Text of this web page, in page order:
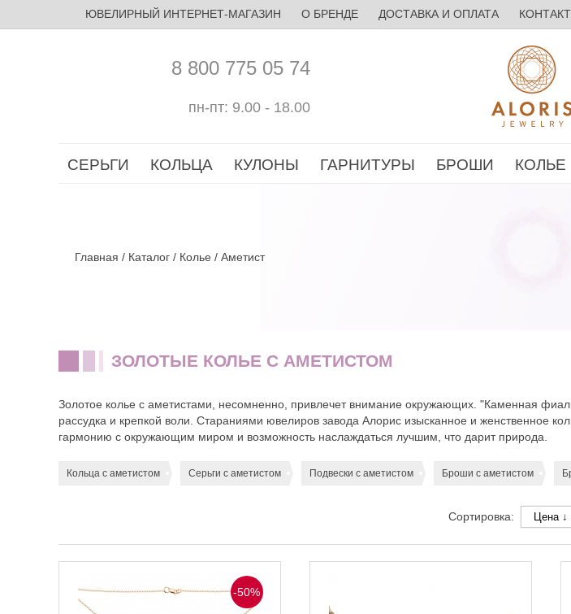
ЮВЕЛИРНЫЙ ИНТЕРНЕТ-МАГАЗИН О БРЕНДЕ ДОСТАВКА И ОПЛАТА
8 800 775 05 74
пн-пт: 9.00 - 18.00
СЕРЬГИ КОЛЬЦА КУЛОНЫ ГАРНИТУРЫ БРОШИ КОЛЬЕ
Главная / Каталог / Колье / Аметист
ЗОЛОТЫЕ КОЛЬЕ C АМЕТИСТОМ
Золотое колье с аметистами, несомненно, привлечет внимание окружающих. "Каменная
рассудка и крепкой воли. Стараниями ювелиров завода Алорис изысканное и женственное
гармонию с окружающим миром и возможность наслаждаться лучшим, что дарит природа.
Кольца с аметистом Серьги с аметистом Подвески с аметистом Броши с аметистом
Сортировка: Цена ↓
-50%